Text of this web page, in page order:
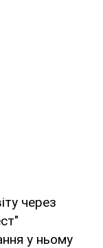
через
у ньому